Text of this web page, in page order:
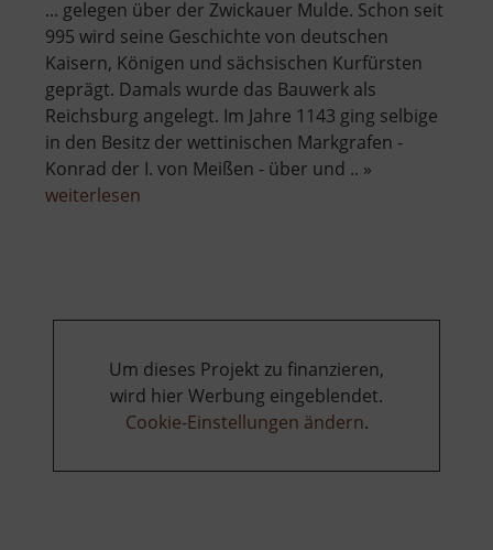
... gelegen über der Zwickauer Mulde. Schon seit
995 wird seine Geschichte von deutschen
Kaisern, Königen und sächsischen Kurfürsten
geprägt. Damals wurde das Bauwerk als
Reichsburg angelegt. Im Jahre 1143 ging selbige
in den Besitz der wettinischen Markgrafen -
Konrad der I. von Meißen - über und .. »
weiterlesen
Um dieses Projekt zu finanzieren,
wird hier Werbung eingeblendet.
Cookie-Einstellungen ändern.